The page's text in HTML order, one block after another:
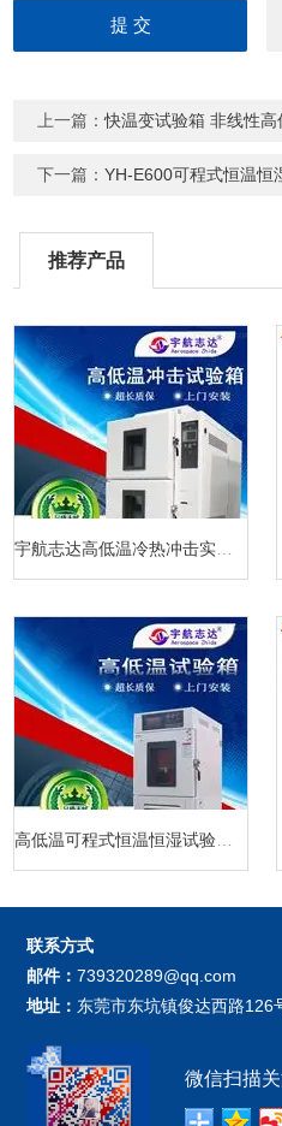
上一篇：快温变试验箱 非线性
下一篇：YH-E600可程式恒温恒
推荐产品
联系方式
邮件：739320289@qq.com
地址： 东莞市东坑镇俊达西路126
微信扫描关